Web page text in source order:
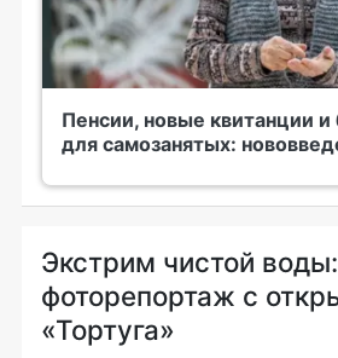
Пенсии, новые квитанции и
для самозанятых:
Экстрим чистой воды:
фоторепортаж с
«Тортуга»